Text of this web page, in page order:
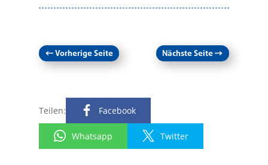
←Vorherige Seite Nächste Seite→
Teilen: Facebook
Whatsapp Twitter